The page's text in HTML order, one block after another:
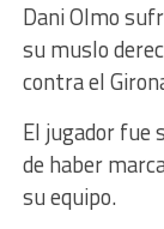
Dani Olmo
su muslo
contra el
El jugador fue
de haber
su equipo.